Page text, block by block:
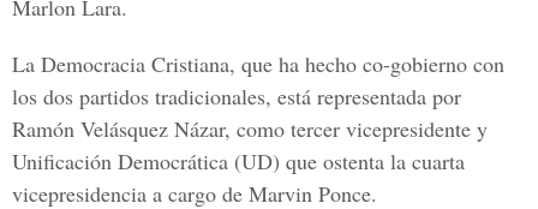
Marlon Lara.
La Democracia Cristiana, que ha hecho co-gobierno con
los dos partidos tradicionales, está representada por
Ramón Velásquez Názar, como tercer vicepresidente y
Unificación Democrática (UD) que ostenta la cuarta
vicepresidencia a cargo de Marvin Ponce.